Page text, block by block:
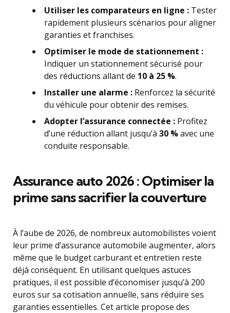
Utiliser les comparateurs en ligne : Tester
rapidement plusieurs scénarios pour aligner
garanties et franchises.
Optimiser le mode de stationnement :
Indiquer un stationnement sécurisé pour
des réductions allant de 10 à 25 %.
Installer une alarme : Renforcez la sécurité
du véhicule pour obtenir des remises.
Adopter l’assurance connectée : Profitez
d’une réduction allant jusqu’à 30 %avec une
conduite responsable.
Assurance auto 2026 : Optimiser la
prime sans sacrifier la couverture
À l’aube de 2026, de nombreux automobilistes voient
leur prime d’assurance automobile augmenter, alors
même que le budget carburant et entretien reste
déjà conséquent. En utilisant quelques astuces
pratiques, il est possible d’économiser jusqu’à 200
euros sur sa cotisation annuelle, sans réduire ses
garanties essentielles. Cet article propose des